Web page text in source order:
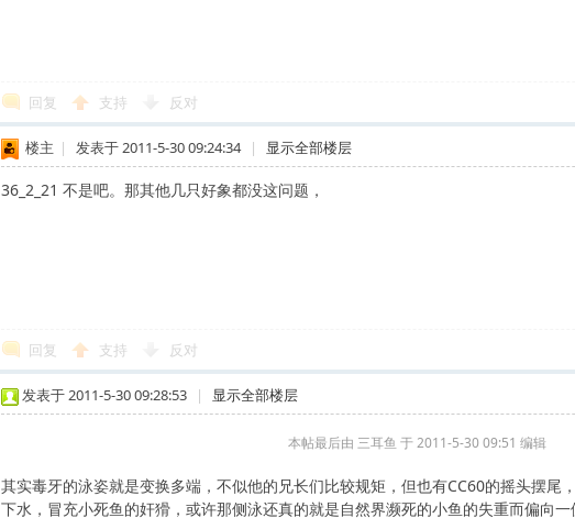
回复 支持 反对
楼主 | 发表于 2011-5-30 09:24:34 | 显示全部楼层
36_2_21 不是吧。那其他几只好象都没这问题，
回复 支持 反对
发表于 2011-5-30 09:28:53 | 显示全部楼层
本帖最后由 三耳鱼 于 2011-5-30 09:51 编辑
其实毒牙的泳姿就是变换多端，不似他的兄长们比较规矩，但也有CC60的摇头摆尾
下水，冒充小死鱼的奸猾，或许那侧泳还真的就是自然界濒死的小鱼的失重而偏向一